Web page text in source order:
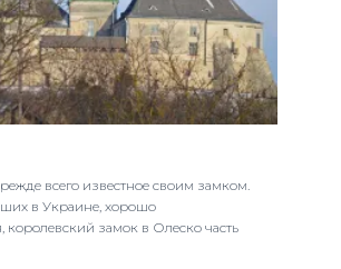
всего известное своим замком.
в Украине, хорошо
замок в Олеско часть